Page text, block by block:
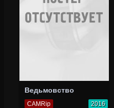
Ведьмовство
CAMRip 2016